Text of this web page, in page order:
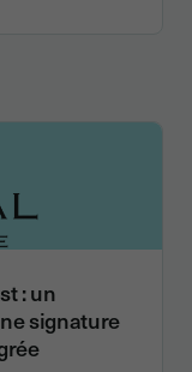
: un
signature